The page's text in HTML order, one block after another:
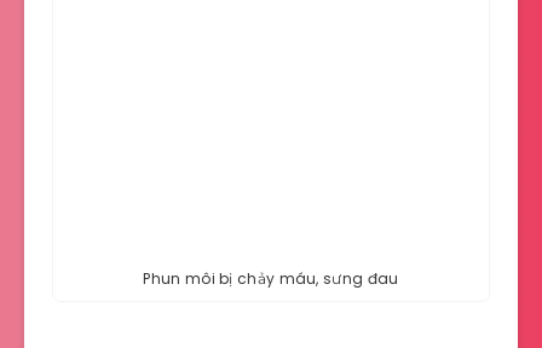
Phun môi bị chảy máu, sưng đau